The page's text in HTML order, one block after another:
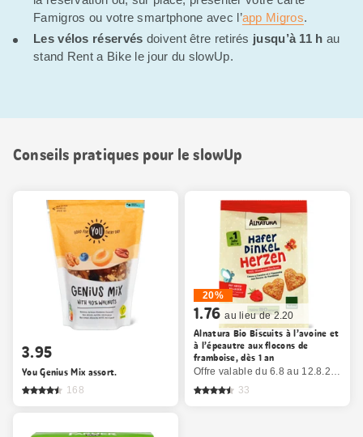
Famigros ou votre smartphone avec l’app Migros.
Les vélos réservés doivent être retirés jusqu’à 11 h au
stand Rent a Bike le jour du slowUp.
Conseils pratiques pour le slowUp
3.95
You Genius Mix assort.
168
20%
1.76 au lieu de 2.20
Alnatura Bio Biscuits à l’avoine et
à l’épeautre aux flocons de
framboise, dès 1 an
Offre valable du 6.8 au 12.8.2026, jusqu’à épuisement du stock.
33